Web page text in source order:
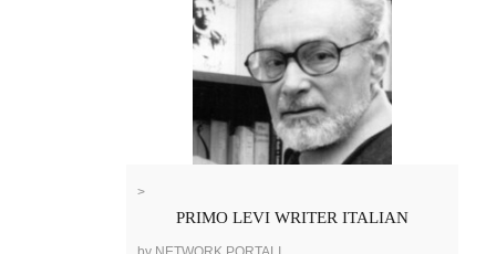
>
PRIMO LEVI WRITER ITALIAN